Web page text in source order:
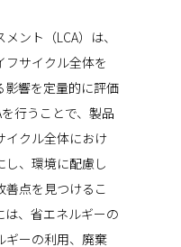
ント（LCA）は、
フサイクル全体を
影響を定量的に評価
行うことで、製品
イクル全体におけ
し、環境に配慮し
善点を見つけるこ
は、省エネルギーの
ギーの利用、廃棄